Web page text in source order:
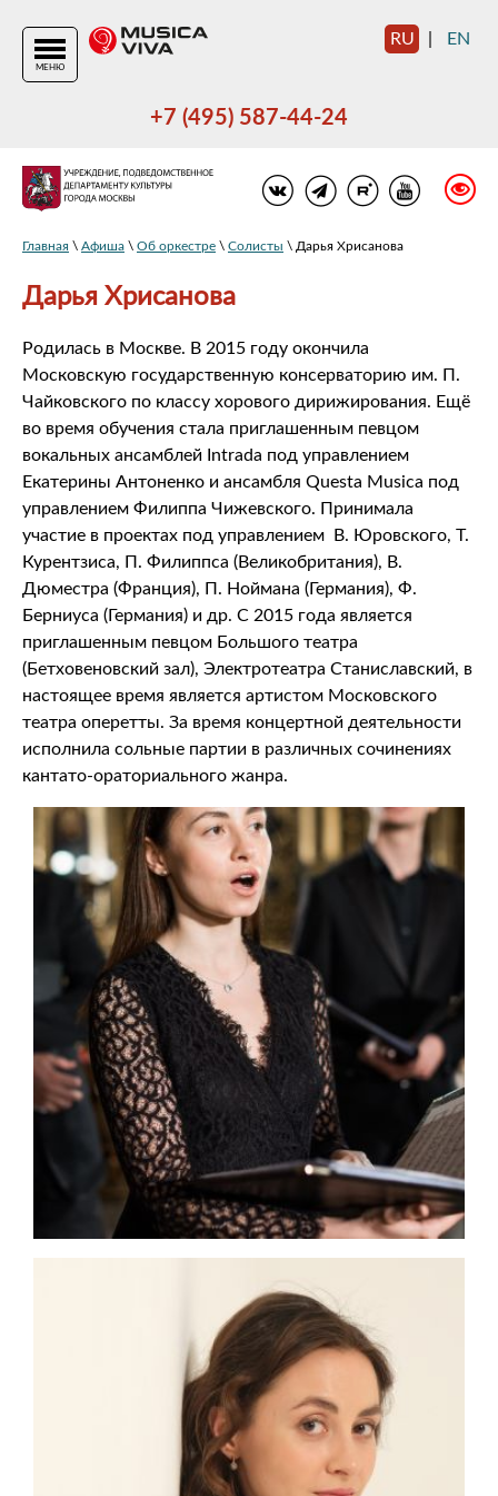
МЕНЮ
RU EN
+7 (495) 587-44-24
Главная \ Афиша \ Об оркестре \ Солисты \ Дарья Хрисанова
Дарья Хрисанова
Родилась в Москве. В 2015 году окончила
Московскую государственную консерваторию им. П.
Чайковского по классу хорового дирижирования. Ещё
во время обучения стала приглашенным певцом
вокальных ансамблей Intrada под управлением
Екатерины Антоненко и ансамбля Questa Musica под
управлением Филиппа Чижевского. Принимала
участие в проектах под управлением В. Юровского, Т.
Курентзиса, П. Филиппса (Великобритания), В.
Дюместра (Франция), П. Ноймана (Германия), Ф.
Берниуса (Германия) и др. С 2015 года является
приглашенным певцом Большого театра
(Бетховеновский зал), Электротеатра Станиславский, в
настоящее время является артистом Московского
театра оперетты. За время концертной деятельности
исполнила сольные партии в различных сочинениях
кантато-ораториального жанра.